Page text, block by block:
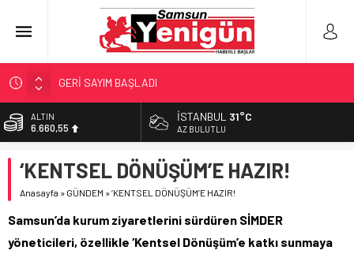
GERİ SAYIM BAŞLADI
SAMSUNSPOR’DA HEDEF 5’İNCİLİK!
‘BAFRA’YA YATIRIM YAPIN!’
YÖNETİCİ SEÇERKEN YAPILAN EN BÜYÜK HATALAR
ALTIN
6.660,55
13.779,39
DOLAR
55,1881
İSTANBUL 31°C
AZ BULUTLU
‘KENTSEL DÖNÜŞÜM’E HAZIR!
Anasayfa » GÜNDEM »‘KENTSEL DÖNÜŞÜM’E HAZIR!
Samsun’da kurum ziyaretlerini sürdüren SİMDER
yöneticileri, özellikle ‘Kentsel Dönüşüm’e katkı sunmaya